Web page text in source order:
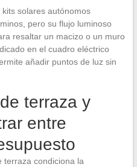
solares autónomos
pero su flujo luminoso
resaltar un macizo o un muro
en el cuadro eléctrico
añadir puntos de luz sin
terraza y
entre
terraza condiciona la